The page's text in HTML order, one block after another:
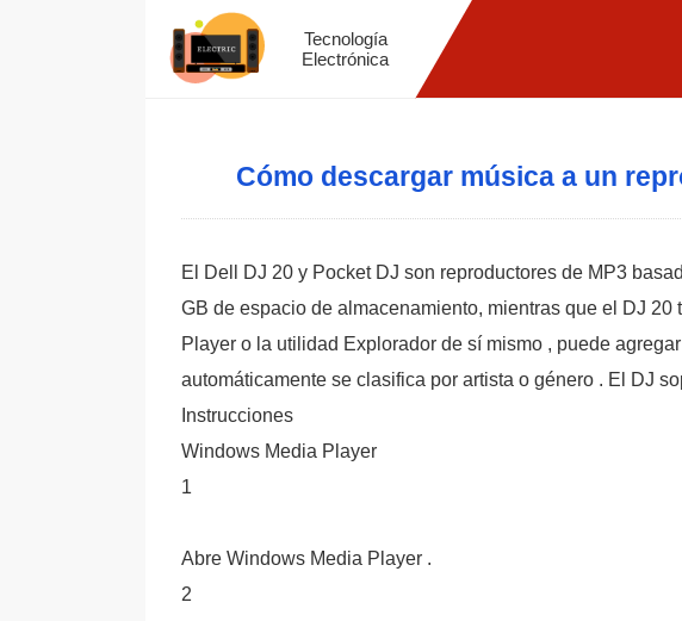
Tecnología
Electrónica
Cómo descargar música a un
El Dell DJ 20 y Pocket DJ son reproductores de MP3
GB de espacio de almacenamiento, mientras que el DJ
Player o la utilidad Explorador de sí mismo , puede
automáticamente se clasifica por artista o género . El DJ
Instrucciones
Windows Media Player
1
Abre Windows Media Player .
2